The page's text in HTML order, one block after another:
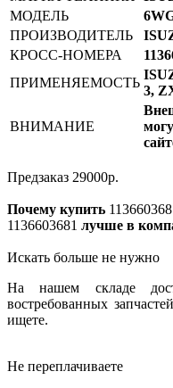
МОДЕЛЬ
ПРОИЗВОДИТЕЛЬ
КРОСС-НОМЕРА
ПРИМЕНЯЕМОСТЬ
3,
ВНИМАНИЕ
Предзаказ 29000р.
Почему купить
1136603681 лучше в
Искать больше не нужно
На нашем складе
востребованных
ищете.
Не переплачиваете